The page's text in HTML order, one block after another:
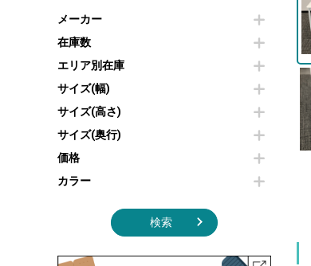
プリンター・コピー機
コートハンガー・ポールハンガー
傘立て
食器棚・キッチンキャビネット
オフィスアクセサリーその他
カウンターテーブル
センターテーブル・サイドテーブル
カフェテーブル
ソファ
シェルフ
ダストボックス（ゴミ箱）
インテリア家具その他
冷蔵庫・洗濯機
空気清浄機・加湿器
電子レンジ
液晶テレビ・モニター類
エアコン
照明機器
季節家電
その他キッチン家電・オフィス家電
メーカー
在庫数
エリア別在庫
サイズ(幅)
サイズ(高さ)
サイズ(奥行)
価格
カラー
検索